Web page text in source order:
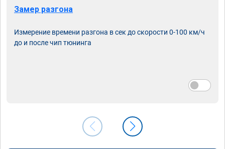
Замер разгона
Измерение времени разгона в сек до скорости 0-100 км/ч
до и после чип тюнинга